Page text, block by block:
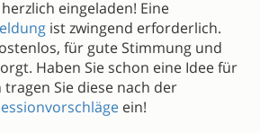
eingeladen! Eine
ist zwingend erforderlich.
für gute Stimmung und
Haben Sie schon eine Idee für
tragen Sie diese nach der
ein!